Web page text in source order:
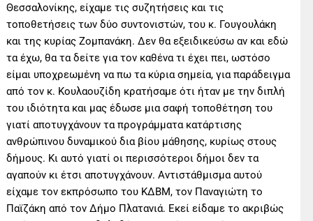
Θεσσαλονίκης, είχαμε τις συζητήσεις και τις
τοποθετήσεις των δύο συντονιστών, του κ. Γουγουλάκη
και της κυρίας Ζομπανάκη. Δεν θα εξειδικεύσω αν και εδώ
τα έχω, θα τα δείτε για τον καθένα τι έχει πει, ωστόσο
είμαι υποχρεωμένη να πω τα κύρια σημεία, για παράδειγμα
από τον κ. Κουλαουζίδη κρατήσαμε ότι ήταν με την διπλή
του ιδιότητα και μας έδωσε μια σαφή τοποθέτηση του
γιατί αποτυγχάνουν τα προγράμματα κατάρτισης
ανθρώπινου δυναμικού δια βίου μάθησης, κυρίως στους
δήμους. Κι αυτό γιατί οι περισσότεροι δήμοι δεν τα
αγαπούν κι έτσι αποτυγχάνουν. Αντιστάθμισμα αυτού
είχαμε τον εκπρόσωπο του ΚΔΒΜ, τον Παναγιώτη το
Παϊζάκη από τον Δήμο Πλατανιά. Εκεί είδαμε το ακριβώς